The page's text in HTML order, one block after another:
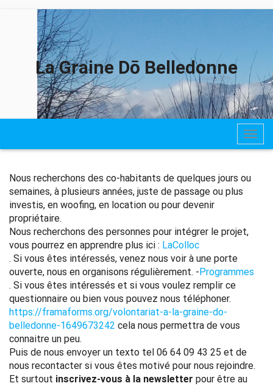
La Graine Dō Belledonne
Nous recherchons des co-habitants de quelques jours ou
semaines, à plusieurs années, juste de passage ou plus
investis, en woofing, en location ou pour devenir
propriétaire.
Nous recherchons des personnes pour intégrer le projet,
vous pourrez en apprendre plus ici : LaColloc
. Si vous êtes intéressés, venez nous voir à une porte
ouverte, nous en organisons régulièrement. -Programmes
. Si vous êtes intéressés et si vous voulez remplir ce
questionnaire ou bien vous pouvez nous téléphoner.
https://framaforms.org/volontariat-a-la-graine-do-
belledonne-1649673242 cela nous permettra de vous
connaitre un peu.
Puis de nous envoyer un texto tel 06 64 09 43 25 et de
nous recontacter si vous êtes motivé pour nous rejoindre.
Et surtout inscrivez-vous à la newsletter pour être au